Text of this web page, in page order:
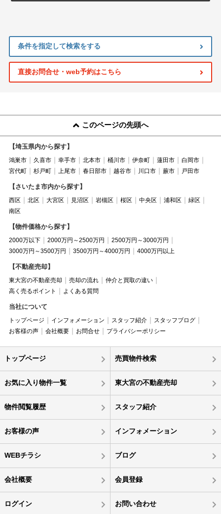
条件を指定して検索をする
直接お問合せ・web予約はこちら
このページの先頭へ
【埼玉県内から探す】
鴻巣市 久喜市 幸手市 北本市 桶川市 伊奈町 蓮田市
白岡市
宮代町
杉戸町 上尾市 春日部市 越谷市 川口市 蕨市 戸田市
【さいたま市内から探す】
西区 北区 大宮区 見沼区 岩槻区 桜区 中央区 浦和区
緑区
南区
【物件価格から探す】
2000万以下 2000万円～2500万円
2500万円～3000万円
3000万円～3500万円
3500万円～4000万円 4000万円以上
【不動産売却】
東大宮の不動産売却 売却の流れ
仲介と買取の違い
高く売るポイント
よくある質問
当社について
トップページ インフォメーション スタッフ紹介
スタッフブログ
お客様の声
会社概要 お問合せ プライバシーポリシー
トップページ 売買物件検索
お気に入り物件一覧 東大宮の不動産売却
物件閲覧履歴 スタッフ紹介
お客様の声 インフォメーション
WEBチラシ ブログ
会社概要 会員登録
ログイン お問い合わせ